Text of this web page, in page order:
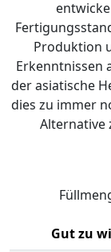
Produktion
Erkenntnissen
der asiatische
dies zu immer
Alternative
Gut zu